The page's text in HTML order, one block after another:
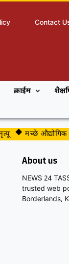
Contact
क्राईम
मच्छे औद्योगिक
About us
NEWS 24
trusted web
Borderlands,